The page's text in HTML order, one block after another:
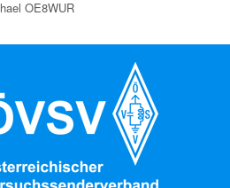
OE8WUR